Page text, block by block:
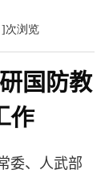
]次浏览
国防教
作
委、人武部